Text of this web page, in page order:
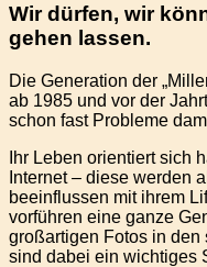
Wir dürfen, wir
gehen lassen.
Die Generation der
ab 1985 und vor der
schon fast Probleme
Ihr Leben orientiert sich
Internet – diese werden
beeinflussen mit ihrem
vorführen eine ganze
großartigen Fotos in
sind dabei ein wichtiges